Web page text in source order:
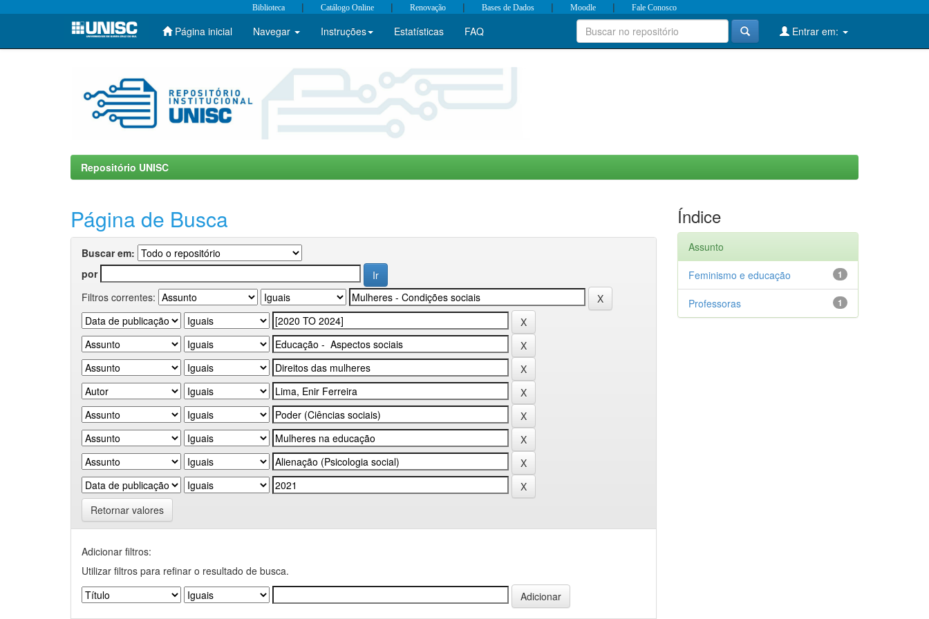
Skip
Biblioteca | Catálogo Online | Renovação | Bases de Dados | Moodle | Fale Conosco
Página inicial Navegar Instruções Estatísticas FAQ Entrar em:
Repositório UNISC
Página de Busca
Buscar em:
por
Filtros correntes:
Retornar valores
Adicionar filtros:
Utilizar filtros para refinar o resultado de busca.
Índice
Assunto
1
Feminismo e educação
1
Professoras